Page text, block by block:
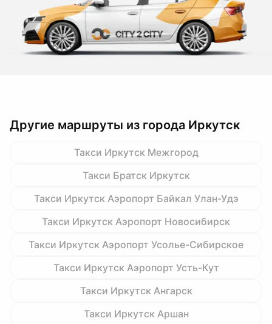
Другие маршруты из города Иркутск
Такси Иркутск Межгород
Такси Братск Иркутск
Такси Иркутск Аэропорт Байкал Улан-Удэ
Такси Иркутск Аэропорт Новосибирск
Такси Иркутск Аэропорт Усолье-Сибирское
Такси Иркутск Аэропорт Усть-Кут
Такси Иркутск Ангарск
Такси Иркутск Аршан